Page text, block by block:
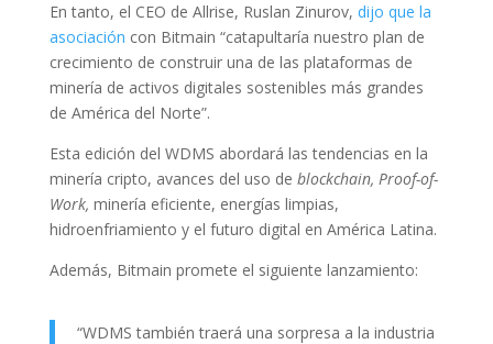
En tanto, el CEO de Allrise, Ruslan Zinurov, dijo que la
asociación con Bitmain “catapultaría nuestro plan de
crecimiento de construir una de las plataformas de
minería de activos digitales sostenibles más grandes
de América del Norte”.
Esta edición del WDMS abordará las tendencias en la
minería cripto, avances del uso de blockchain, Proof-of-
Work, minería eficiente, energías limpias,
hidroenfriamiento y el futuro digital en América Latina.
Además, Bitmain promete el siguiente lanzamiento:
“WDMS también traerá una sorpresa a la industria